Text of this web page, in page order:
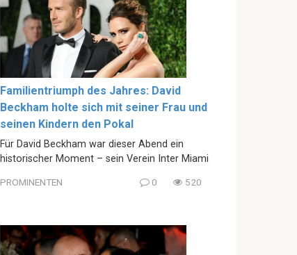
Familientriumph des Jahres: David
Beckham holte sich mit seiner Frau und
seinen Kindern den Pokal
Für David Beckham war dieser Abend ein
historischer Moment – sein Verein Inter Miami
PROMINENTEN 0 520